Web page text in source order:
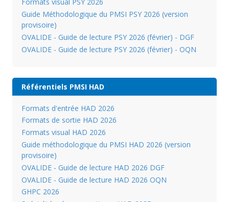
Formats visual PSY 2026
Guide Méthodologique du PMSI PSY 2026 (version
provisoire)
OVALIDE - Guide de lecture PSY 2026 (février) - DGF
OVALIDE - Guide de lecture PSY 2026 (février) - OQN
Référentiels PMSI HAD
Formats d'entrée HAD 2026
Formats de sortie HAD 2026
Formats visual HAD 2026
Guide méthodologique du PMSI HAD 2026 (version
provisoire)
OVALIDE - Guide de lecture HAD 2026 DGF
OVALIDE - Guide de lecture HAD 2026 OQN
GHPC 2026